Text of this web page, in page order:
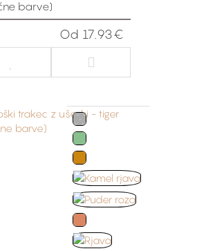
barve)
Od 17.93€